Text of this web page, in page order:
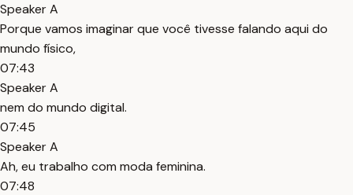
Speaker A
Porque vamos imaginar que você tivesse falando aqui do
mundo físico,
07:43
Speaker A
nem do mundo digital.
07:45
Speaker A
Ah, eu trabalho com moda feminina.
07:48